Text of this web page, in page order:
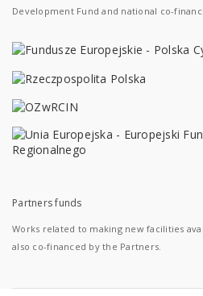
Development Fund and national co-
Partners funds
Works related to making new facilities
also co-financed by the Partners.